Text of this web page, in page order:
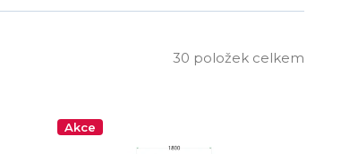
30 položek celkem
Akce